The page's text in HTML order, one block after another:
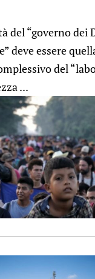
del “governo dei
deve essere
del
...